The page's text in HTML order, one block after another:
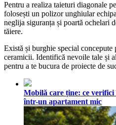
Pentru a realiza taieturi diagonale
folosești un polizor unghiular
neglija siguranța și poartă ochelari
tăiere.
Există și burghie special concepute
ceramicii. Identifică nevoile tale și
pentru a te bucura de proiecte de
Mobilă care ține: ce verifici
într-un apartament mic